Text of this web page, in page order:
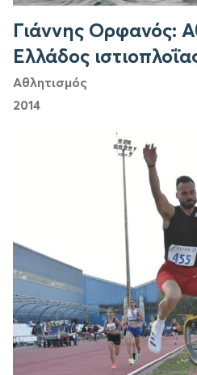
Γιάννης Ορφανός:
Ελλάδος
Αθλητισμός
2014